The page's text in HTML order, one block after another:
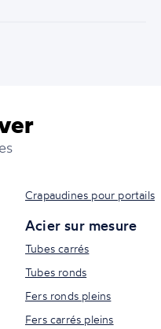
Crapaudines pour portails
Acier sur mesure
Tubes carrés
Tubes ronds
Fers ronds pleins
Fers carrés pleins